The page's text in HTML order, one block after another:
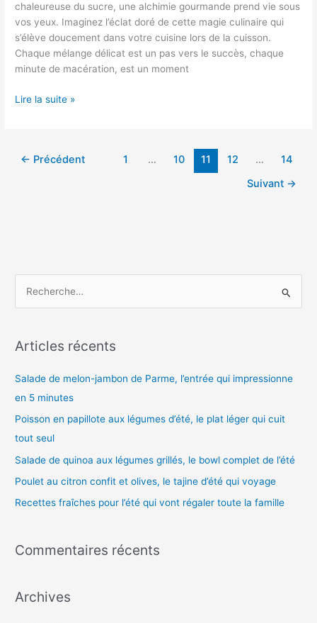
chaleureuse du sucre, une alchimie gourmande prend vie sous
vos yeux. Imaginez l’éclat doré de cette magie culinaire qui
s’élève doucement dans votre cuisine lors de la cuisson.
Chaque mélange délicat est un pas vers le succès, chaque
minute de macération, est un moment
Maîtrisez
confiture
Lire la suite »
← Précédent 1 … 10 11 12 …
14
Suivant →
h
r
c
h
e
r
Articles récents
Salade de melon-jambon de Parme, l’entrée qui impressionne
en 5 minutes
Poisson en papillote aux légumes d’été, le plat léger qui cuit
tout seul
Salade de quinoa aux légumes grillés, le bowl complet de l’été
Poulet au citron confit et olives, le tajine d’été qui voyage
Recettes fraîches pour l’été qui vont régaler toute la famille
Commentaires récents
Archives